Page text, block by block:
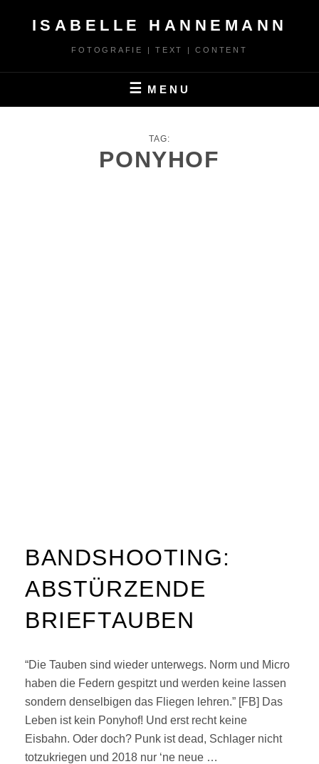
ISABELLE HANNEMANN
FOTOGRAFIE | TEXT | CONTENT
MENU
TAG:
PONYHOF
BANDSHOOTING:
ABSTÜRZENDE
BRIEFTAUBEN
“Die Tauben sind wieder unterwegs. Norm und Micro
haben die Federn gespitzt und werden keine lassen
sondern denselbigen das Fliegen lehren.” [FB] Das
Leben ist kein Ponyhof! Und erst recht keine
Eisbahn. Oder doch? Punk ist dead, Schlager nicht
totzukriegen und 2018 nur ‘ne neue …